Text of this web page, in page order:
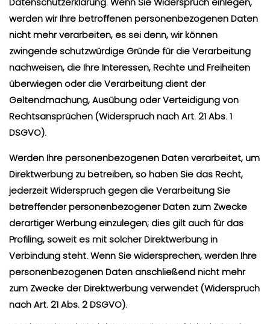
werden wir Ihre betroffenen personenbezogenen Daten
nicht mehr verarbeiten, es sei denn, wir können
zwingende schutzwürdige Gründe für die Verarbeitung
nachweisen, die Ihre Interessen, Rechte und Freiheiten
überwiegen oder die Verarbeitung dient der
Geltendmachung, Ausübung oder Verteidigung von
Rechtsansprüchen (Widerspruch nach Art. 21 Abs. 1
DSGVO).
Werden Ihre personenbezogenen Daten verarbeitet, um
Direktwerbung zu betreiben, so haben Sie das Recht,
jederzeit Widerspruch gegen die Verarbeitung Sie
betreffender personenbezogener Daten zum Zwecke
derartiger Werbung einzulegen; dies gilt auch für das
Profiling, soweit es mit solcher Direktwerbung in
Verbindung steht. Wenn Sie widersprechen, werden Ihre
personenbezogenen Daten anschließend nicht mehr
zum Zwecke der Direktwerbung verwendet (Widerspruch
nach Art. 21 Abs. 2 DSGVO).